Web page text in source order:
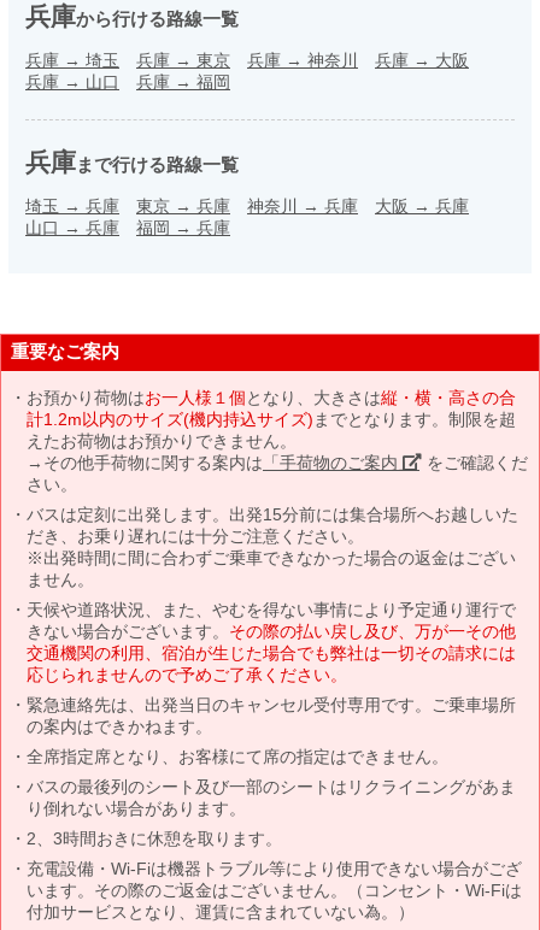
兵庫から行ける路線一覧
兵庫 → 埼玉 兵庫 → 東京 兵庫 → 神奈川 兵庫 → 大阪
兵庫 → 山口 兵庫 → 福岡
兵庫まで行ける路線一覧
埼玉 → 兵庫 東京 → 兵庫 神奈川 → 兵庫 大阪 → 兵庫
山口 → 兵庫 福岡 → 兵庫
重要なご案内
お預かり荷物はお一人様１個となり、大きさは縦・横・高さの合
計1.2m以内のサイズ(機内持込サイズ) までとなります。制限を超
えたお荷物はお預かりできません。
→その他手荷物に関する案内は 「手荷物のご案内」 をご確認くだ
さい。
バスは定刻に出発します。出発15分前には集合場所へお越しいた
だき、お乗り遅れには十分ご注意ください。
※出発時間に間に合わずご乗車できなかった場合の返金はござい
ません。
天候や道路状況、また、やむを得ない事情により予定通り運行で
きない場合がございます。 その際の払い戻し及び、万が一その他
交通機関の利用、宿泊が生じた場合でも弊社は一切その請求には
応じられませんので予めご了承ください。
緊急連絡先は、出発当日のキャンセル受付専用です。ご乗車場所
の案内はできかねます。
全席指定席となり、お客様にて席の指定はできません。
バスの最後列のシート及び一部のシートはリクライニングがあま
り倒れない場合があります。
2、3時間おきに休憩を取ります。
充電設備・Wi-Fiは機器トラブル等により使用できない場合がござ
います。その際のご返金はございません。（コンセント・Wi-Fiは
付加サービスとなり、運賃に含まれていない為。）